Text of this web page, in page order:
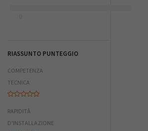
RIASSUNTO PUNTEGGIO
COMPETENZA
TECNICA
RAPIDITÀ
D'INSTALLAZIONE